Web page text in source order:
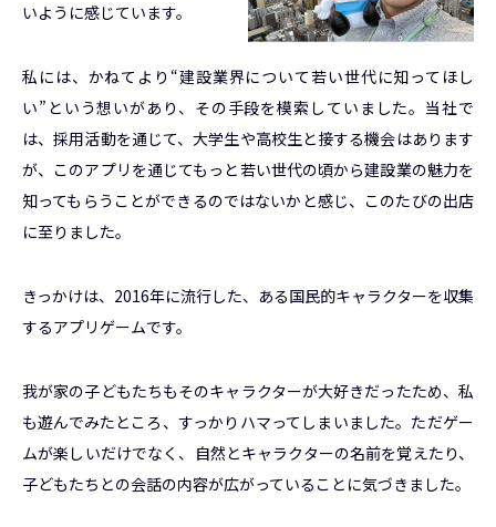
いように感じています。
私には、かねてより“建設業界について若い世代に知ってほし
い”という想いがあり、その手段を模索していました。当社で
は、採用活動を通じて、大学生や高校生と接する機会はあります
が、このアプリを通じてもっと若い世代の頃から建設業の魅力を
知ってもらうことができるのではないかと感じ、このたびの出店
に至りました。
きっかけは、2016年に流行した、ある国民的キャラクターを収集
するアプリゲームです。
我が家の子どもたちもそのキャラクターが大好きだったため、私
も遊んでみたところ、すっかりハマってしまいました。ただゲー
ムが楽しいだけでなく、自然とキャラクターの名前を覚えたり、
子どもたちとの会話の内容が広がっていることに気づきました。